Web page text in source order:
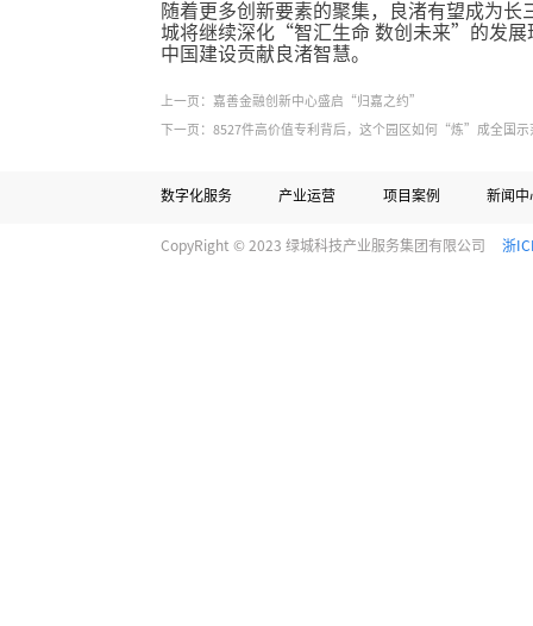
随着更多创新要素的聚集，良渚有望成为
城将继续深化“智汇生命 数创未来”的发展
中国建设贡献良渚智慧。
上一页：嘉善金融创新中心盛启“归嘉之约”
下一页：8527件高价值专利背后，这个园区如何“炼”成全国示
数字化服务 产业运营 项目案例 新闻中
CopyRight © 2023 绿城科技产业服务集团有限公司 浙